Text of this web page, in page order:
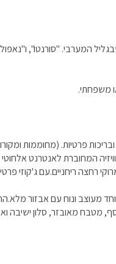
משפחתי.